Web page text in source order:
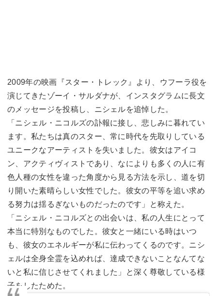
2009年の映画『スター・トレック』より、ウフーラ役を
演じてきたゾーイ・サルダナが、インスタグラムに長文
のメッセージを投稿し、ニシェルを追悼した。
「ニシェル・ニコルズの訃報に接し、悲しみに暮れてい
ます。私たちは真のスター、常に時代を先取りしている
ユニークなアーティストを失いました。彼女はアイコ
ン、アクティヴィストであり、なによりも多くの人に有
色人種の女性を違った角度から見る方法を示し、道を切
り開いた素晴らしい女性でした。彼女の平等を追い求め
る努力は揺るぎないものだったのです」と称えた。
「ニシェル・ニコルズとの出会いは、私の人生にとって
本当に特別なものでした。彼女と一緒にいる時はいつ
も、彼女のエネルギーが私に伝わってくるのです。ニシ
ェルは全身全霊を込めれば、達成できないことなんてな
いと私に信じさせてくれました」と深く尊敬している様
子をしたためた。